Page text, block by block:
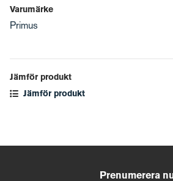
Varumärke
Primus
Jämför produkt
Jämför produkt
Prenumerera nu